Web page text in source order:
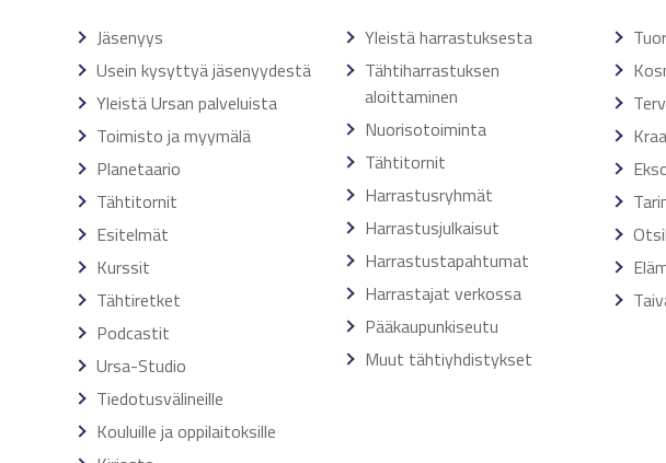
Jäsenyys
Usein kysyttyä jäsenyydestä
Yleistä Ursan palveluista
Toimisto ja myymälä
Planetaario
Tähtitornit
Esitelmät
Kurssit
Tähtiretket
Podcastit
Ursa-Studio
Tiedotusvälineille
Kouluille ja oppilaitoksille
Yleistä harrastuksesta
Tähtiharrastuksen
aloittaminen
Nuorisotoiminta
Tähtitornit
Harrastusryhmät
Harrastusjulkaisut
Harrastustapahtumat
Harrastajat verkossa
Pääkaupunkiseutu
Muut tähtiyhdistykset